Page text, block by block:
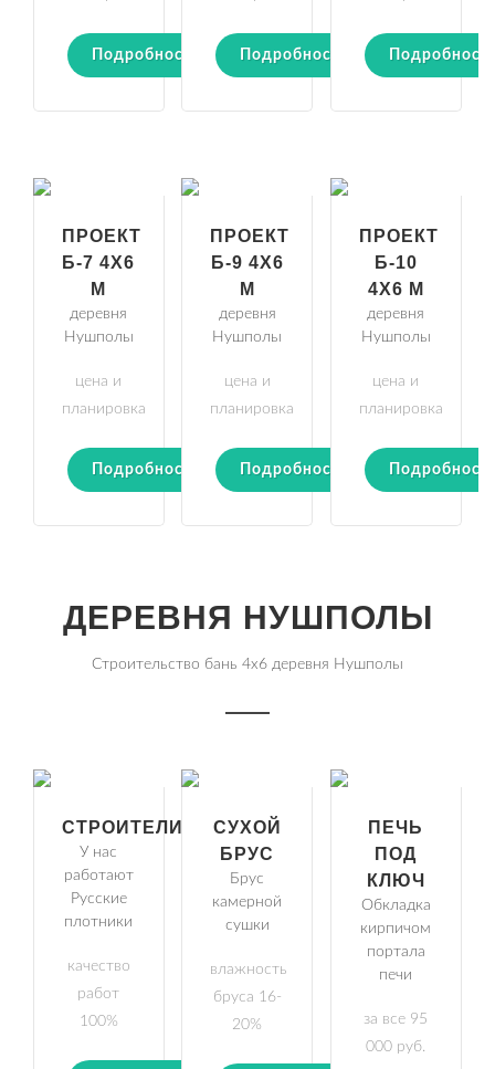
Подробности Подробности
ПРОЕКТ
Б-7 4Х6
М
деревня
Нушполы
цена и
планировка
Подробности
ПРОЕКТ
Б-9 4Х6
М
деревня
Нушполы
цена и
планировка
Подробности
ПРОЕКТ
Б-10
4Х6 М
деревня
Нушполы
цена и
планировка
ДЕРЕВНЯ НУШПОЛЫ
Строительство бань 4х6 деревня Нушполы
СТРОИТЕЛИ
У нас
работают
Русские
плотники
качество
работ
100%
СУХОЙ
БРУС
Брус
камерной
сушки
влажность
бруса 16-
20%
ПЕЧЬ
ПОД
КЛЮЧ
Обкладка
кирпичом
портала
печи
за все 95
000 руб.